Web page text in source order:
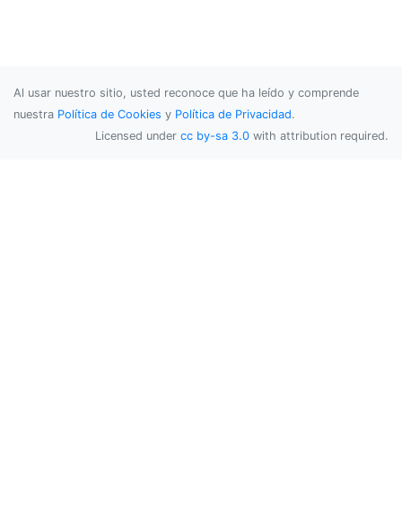
Al usar nuestro sitio, usted reconoce que ha leído y comprende
nuestra Política de Cookies y Política de Privacidad.
Licensed under cc by-sa 3.0 with attribution required.